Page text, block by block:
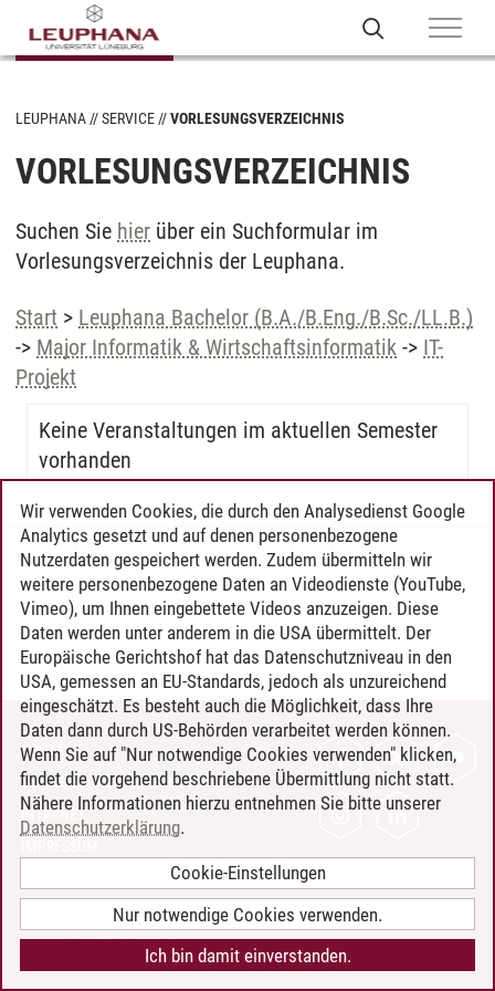
LEUPHANA SERVICE VORLESUNGSVERZEICHNIS
VORLESUNGSVERZEICHNIS
Suchen Sie hier über ein Suchformular im
Vorlesungsverzeichnis der Leuphana.
Start > Leuphana Bachelor (B.A./B.Eng./B.Sc./LL.B.)
-> Major Informatik & Wirtschaftsinformatik -> IT-
Projekt
Keine Veranstaltungen im aktuellen Semester
vorhanden
Timo Leder/30.06.2024
KONTAKT
LEUPHANA ALS ARBEITGEBER
INTRANET
BARRIEREFREIHEIT
COOKIE-EINSTELLUNGEN
Wir verwenden Cookies, die durch den Analysedienst Google
Analytics gesetzt und auf denen personenbezogene
Nutzerdaten gespeichert werden. Zudem übermitteln wir
weitere personenbezogene Daten an Videodienste (YouTube,
Vimeo), um Ihnen eingebettete Videos anzuzeigen. Diese
Daten werden unter anderem in die USA übermittelt. Der
Europäische Gerichtshof hat das Datenschutzniveau in den
USA, gemessen an EU-Standards, jedoch als unzureichend
eingeschätzt. Es besteht auch die Möglichkeit, dass Ihre
Daten dann durch US-Behörden verarbeitet werden können.
Wenn Sie auf "Nur notwendige Cookies verwenden" klicken,
findet die vorgehend beschriebene Übermittlung nicht statt.
Nähere Informationen hierzu entnehmen Sie bitte unserer
Datenschutzerklärung.
Cookie-Einstellungen
Nur notwendige Cookies verwenden.
Ich bin damit einverstanden.